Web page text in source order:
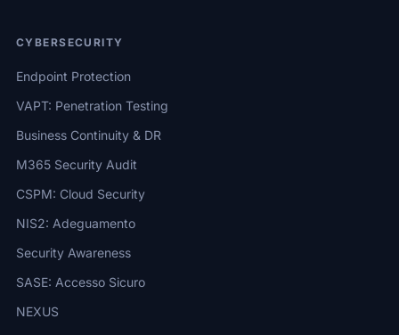
CYBERSECURITY
Endpoint Protection
VAPT: Penetration Testing
Business Continuity & DR
M365 Security Audit
CSPM: Cloud Security
NIS2: Adeguamento
Security Awareness
SASE: Accesso Sicuro
NEXUS